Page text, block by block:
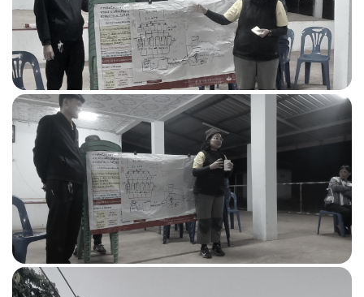
รายละเอียดวิธีการใช้งานระบบการให้บริการ (e-
Services)
ร้องเรียน/ร้องทุกข์
แจ้งเรื่องร้องเรียน
แจ้งเรื่องร้องเรียนการทุจริตและประพฤติมิชอบ
ช่องทางแจ้งเรื่องร้องเรียนการทุจริตและประพฤติมิ
ชอบ สำนักงาน ป.ป.ช.
ช่องทางแจ้งเรื่องร้องเรียนการทุจริตและประพฤติมิ
ชอบ สำนักงาน ป.ป.ท.
ข้อมูลเชิงสถิติการร้องเรียน